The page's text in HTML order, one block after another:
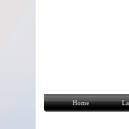
Home La squadra chi
Home